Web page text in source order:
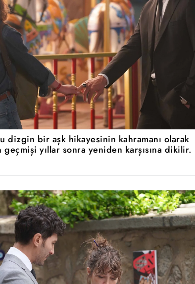
dizgin bir aşk hikayesinin kahramanı olarak
yıllar sonra yeniden karşısına dikilir.